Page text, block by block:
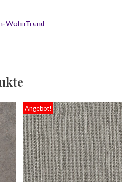
WohnTrend
Angebot!